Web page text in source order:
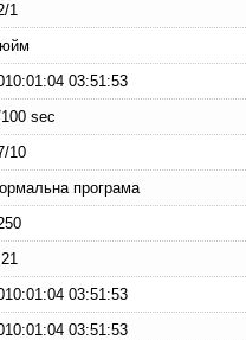
1
03:51:53
sec
10
програма
03:51:53
03:51:53